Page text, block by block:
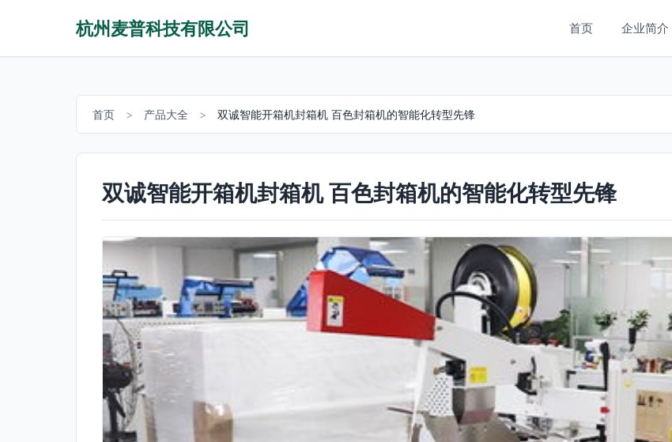
杭州麦普科技有限公司 首页 企业简介
首页 > 产品大全 > 双诚智能开箱机封箱机 百色封箱机的智能化转型先锋
双诚智能开箱机封箱机 百色封箱机的智能化转型先锋